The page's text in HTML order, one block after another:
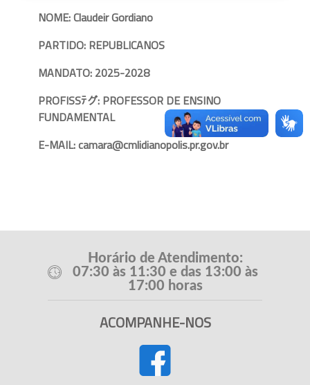
NOME: Claudeir Gordiano
PARTIDO: REPUBLICANOS
MANDATO: 2025-2028
PROFISSﾃグ: PROFESSOR DE ENSINO
FUNDAMENTAL
E-MAIL: camara@cmlidianopolis.pr.gov.br
Horário de Atendimento:
07:30 às 11:30 e das 13:00 às
17:00 horas
ACOMPANHE-NOS